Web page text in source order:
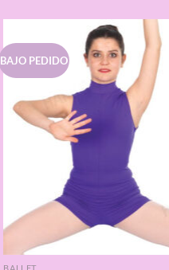
BAJO PEDIDO